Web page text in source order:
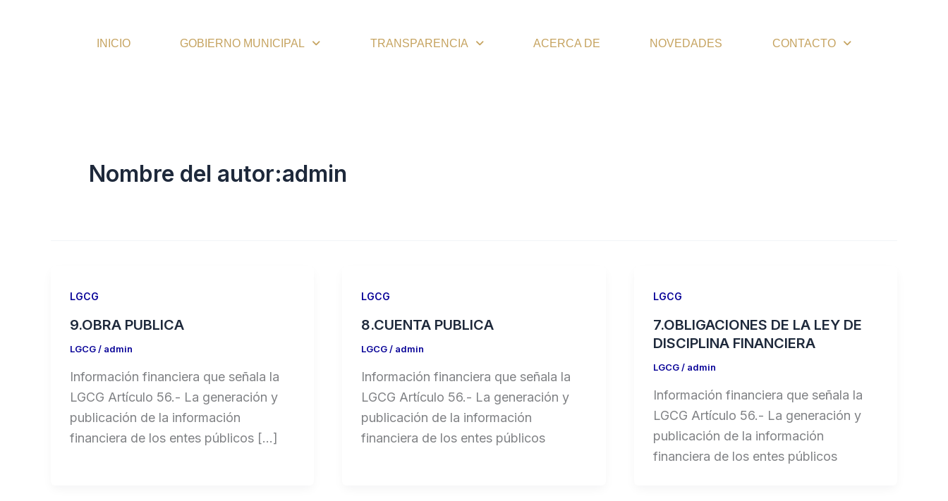
INICIO GOBIERNO MUNICIPAL TRANSPARENCIA ACERCA DE NOVEDADES CONTACTO
Nombre del autor:admin
LGCG
9.OBRA PUBLICA
LGCG/ admin
Información financiera que señala la
LGCG Artículo 56.- La generación y
publicación de la información
financiera de los entes públicos […]
LGCG
8.CUENTA PUBLICA
LGCG/ admin
Información financiera que señala la
LGCG Artículo 56.- La generación y
publicación de la información
financiera de los entes públicos
LGCG
7.OBLIGACIONES DE LA LEY DE
DISCIPLINA FINANCIERA
LGCG/ admin
Información financiera que señala la
LGCG Artículo 56.- La generación y
publicación de la información
financiera de los entes públicos